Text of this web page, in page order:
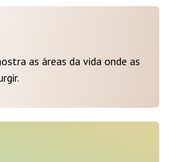
as áreas da vida onde as